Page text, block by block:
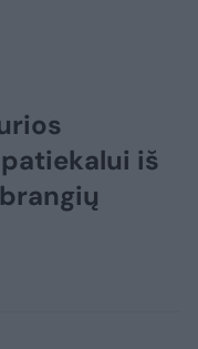
iš